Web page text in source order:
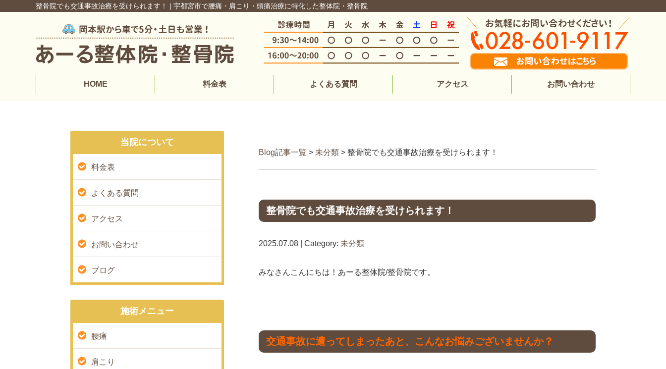
整骨院でも交通事故治療を受けられます！ | 宇都宮市で腰痛・肩こり・頭痛治療に特化した整体院・整骨院
HOME 料金表 よくある質問 アクセス お問い合わせ
Blog記事一覧 > 未分類 > 整骨院でも交通事故治療を受けられます！
整骨院でも交通事故治療を受けられます！
2025.07.08 | Category: 未分類
みなさんこんにちは！あーる整体院/整骨院です。
交通事故に遭ってしまったあと、こんなお悩みございませんか？
当院について
料金表
よくある質問
アクセス
お問い合わせ
ブログ
施術メニュー
腰痛
肩こり